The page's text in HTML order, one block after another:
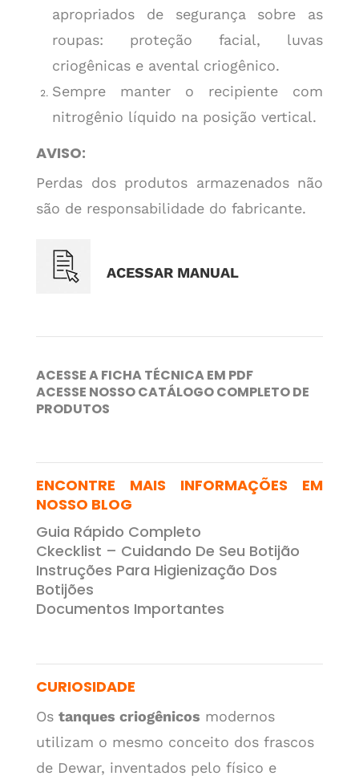
apropriados de segurança sobre as
roupas: proteção facial, luvas
criogênicas e avental criogênico.
Sempre manter o recipiente com
nitrogênio líquido na posição vertical.
AVISO:
Perdas dos produtos armazenados não
são de responsabilidade do fabricante.
ACESSAR MANUAL
ACESSE A FICHA TÉCNICA EM PDF
ACESSE NOSSO CATÁLOGO COMPLETO DE
PRODUTOS
ENCONTRE MAIS INFORMAÇÕES EM
NOSSO BLOG
Guia Rápido Completo
Ckecklist – Cuidando De Seu Botijão
Instruções Para Higienização Dos
Botijões
Documentos Importantes
CURIOSIDADE
Os tanques criogênicos modernos
utilizam o mesmo conceito dos frascos
de Dewar, inventados pelo físico e